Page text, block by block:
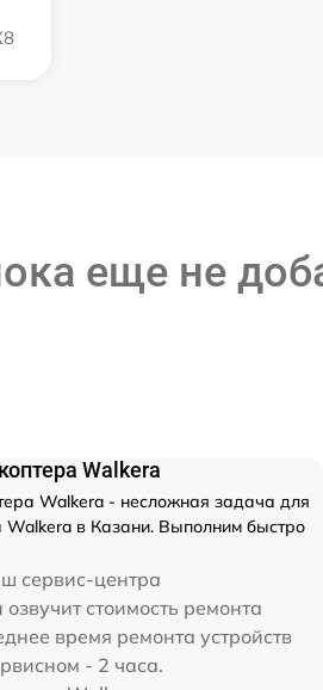
еще не
Walkera
Walkera - несложная задача для
Walkera в Казани. Выполним быстро
сервис-центра
стоимость ремонта
время ремонта устройств
- 2 часа.